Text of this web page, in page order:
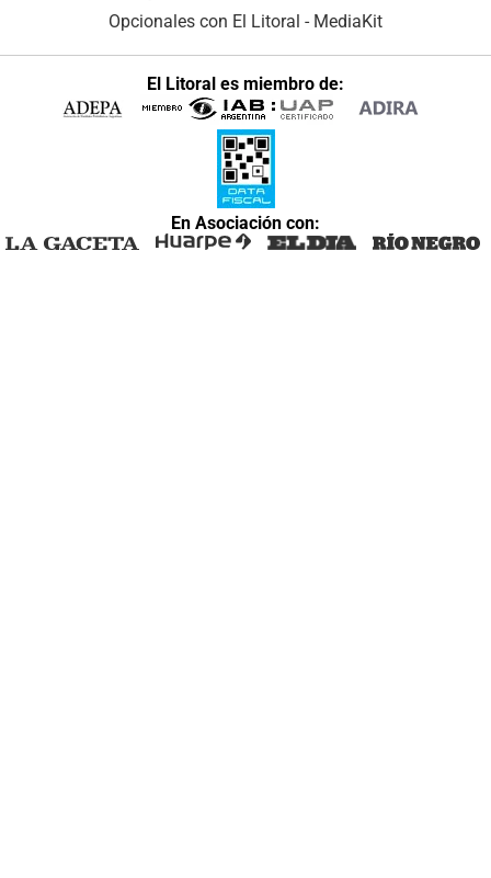
Opcionales con El Litoral - MediaKit
El Litoral es miembro de:
En Asociación con: